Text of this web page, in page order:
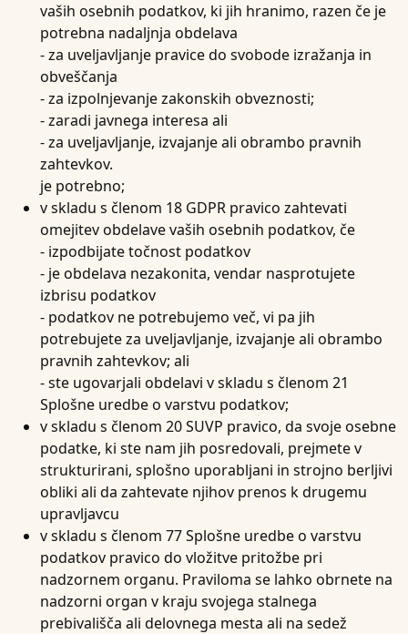
vaših osebnih podatkov, ki jih hranimo, razen če je
potrebna nadaljnja obdelava
- za uveljavljanje pravice do svobode izražanja in
obveščanja
- za izpolnjevanje zakonskih obveznosti;
- zaradi javnega interesa ali
- za uveljavljanje, izvajanje ali obrambo pravnih
zahtevkov.
je potrebno;
v skladu s členom 18 GDPR pravico zahtevati
omejitev obdelave vaših osebnih podatkov, če
- izpodbijate točnost podatkov
- je obdelava nezakonita, vendar nasprotujete
izbrisu podatkov
- podatkov ne potrebujemo več, vi pa jih
potrebujete za uveljavljanje, izvajanje ali obrambo
pravnih zahtevkov; ali
- ste ugovarjali obdelavi v skladu s členom 21
Splošne uredbe o varstvu podatkov;
v skladu s členom 20 SUVP pravico, da svoje osebne
podatke, ki ste nam jih posredovali, prejmete v
strukturirani, splošno uporabljani in strojno berljivi
obliki ali da zahtevate njihov prenos k drugemu
upravljavcu
v skladu s členom 77 Splošne uredbe o varstvu
podatkov pravico do vložitve pritožbe pri
nadzornem organu. Praviloma se lahko obrnete na
nadzorni organ v kraju svojega stalnega
prebivališča ali delovnega mesta ali na sedež